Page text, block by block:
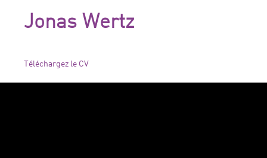
Jonas Wertz
Téléchargez le CV